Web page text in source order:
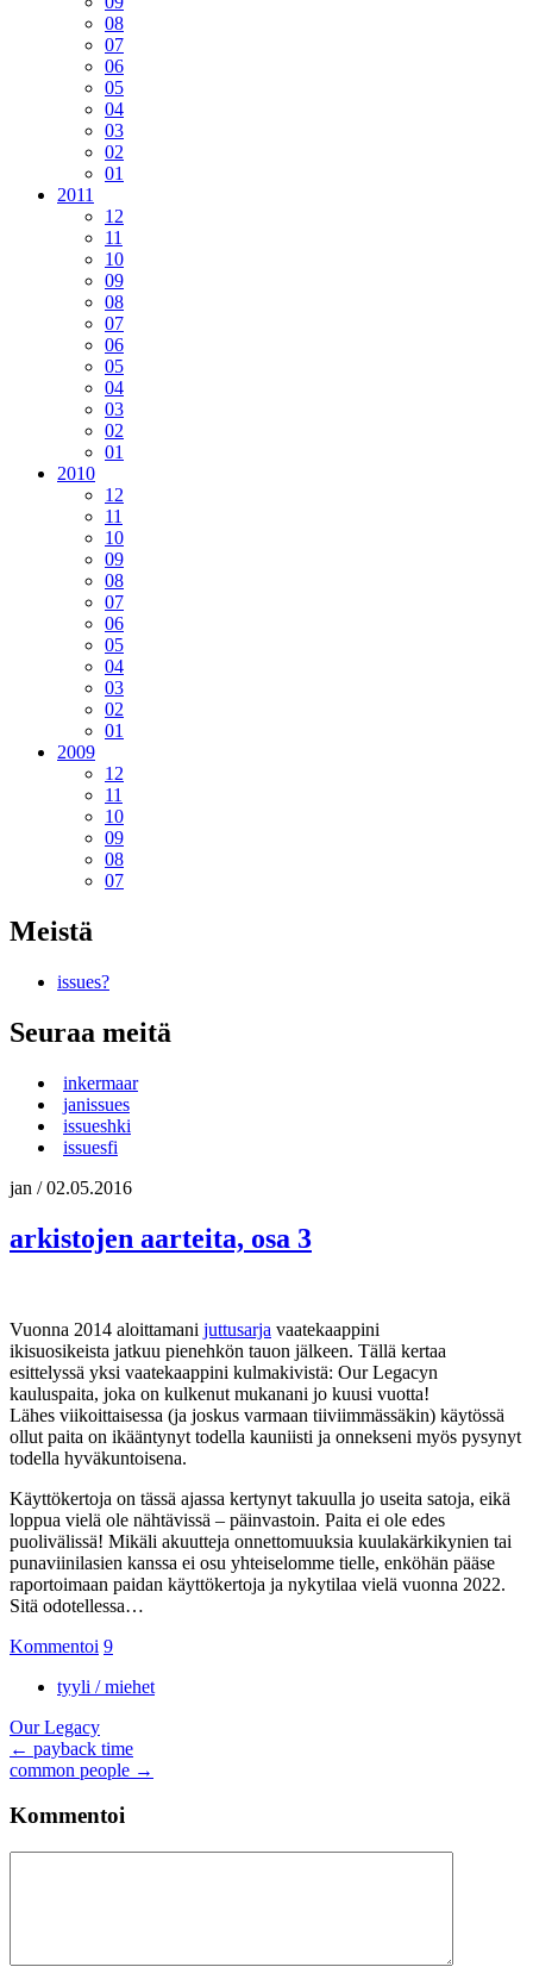
08
07
06
05
04
03
02
01
2011
12
11
10
09
08
07
06
05
04
03
02
01
2010
12
11
10
09
08
07
06
05
04
03
02
01
2009
12
11
10
09
08
07
Meistä
issues?
Seuraa meitä
inkermaar
janissues
issueshki
issuesfi
jan /02.05.2016
arkistojen aarteita, osa 3
Vuonna 2014 aloittamani juttusarja vaatekaappini
ikisuosikeista jatkuu pienehkön tauon jälkeen. Tällä kertaa
esittelyssä yksi vaatekaappini kulmakivistä: Our Legacyn
kauluspaita, joka on kulkenut mukanani jo kuusi vuotta!
Lähes viikoittaisessa (ja joskus varmaan tiiviimmässäkin) käytössä
ollut paita on ikääntynyt todella kauniisti ja onnekseni myös pysynyt
todella hyväkuntoisena.
Käyttökertoja on tässä ajassa kertynyt takuulla jo useita satoja, eikä
loppua vielä ole nähtävissä – päinvastoin. Paita ei ole edes
puolivälissä! Mikäli akuutteja onnettomuuksia kuulakärkikynien tai
punaviinilasien kanssa ei osu yhteiselomme tielle, enköhän pääse
raportoimaan paidan käyttökertoja ja nykytilaa vielä vuonna 2022.
Sitä odotellessa…
Kommentoi 9
tyyli / miehet
Our Legacy
Artikkelien
selaus
← payback time
common people →
Kommentoi